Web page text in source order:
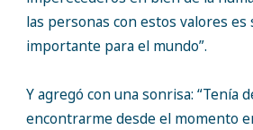
las personas con estos valores es
importante para el mundo”.
Y agregó con una sonrisa: “Tenía
encontrarme desde el momento